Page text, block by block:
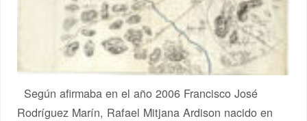
Según afirmaba en el año 2006 Francisco José
Rodríguez Marín, Rafael Mitjana Ardison nacido en